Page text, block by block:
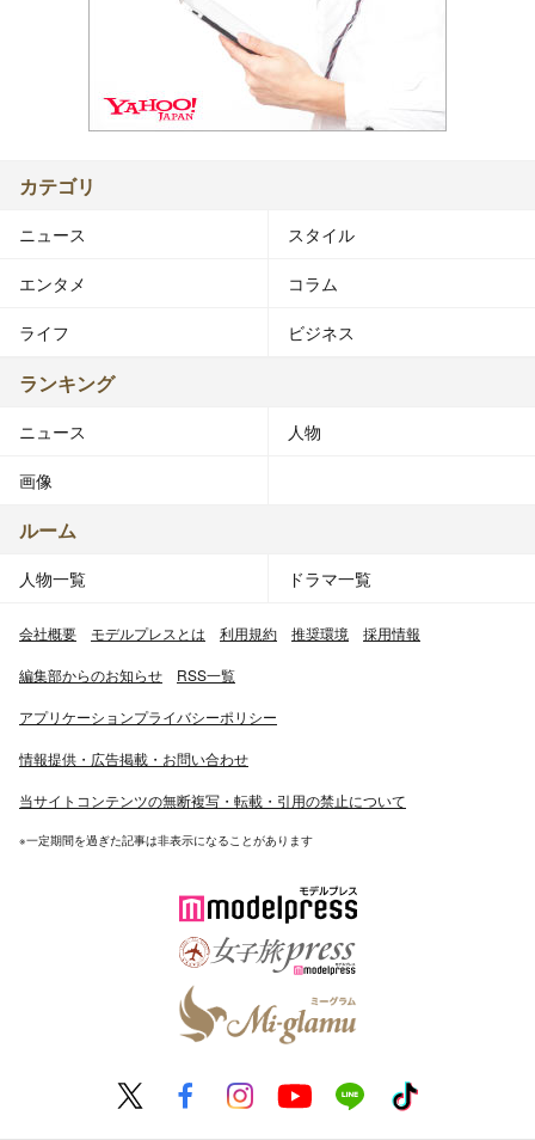
カテゴリ
ニュース スタイル
エンタメ コラム
ライフ ビジネス
ランキング
ニュース 人物
画像
ルーム
人物一覧 ドラマ一覧
会社概要 モデルプレスとは 利用規約 推奨環境 採用情報
編集部からのお知らせ RSS一覧
アプリケーションプライバシーポリシー
情報提供・広告掲載・お問い合わせ
当サイトコンテンツの無断複写・転載・引用の禁止について
※一定期間を過ぎた記事は非表示になることがあります